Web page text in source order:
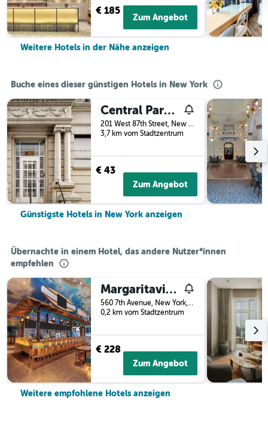
€ 185
Zum Angebot
Weitere Hotels in der Nähe anzeigen
Buche eines dieser günstigen Hotels in New York
Central Park West Hostel
201 West 87th Street, New York, NY, USA
3,7 km vom Stadtzentrum
€ 43
Zum Angebot
Günstigste Hotels in New York anzeigen
Übernachte in einem Hotel, das andere Nutzer*innen
empfehlen
Margaritaville Resort Times Square
560 7th Avenue, New York, NY, USA
0,2 km vom Stadtzentrum
€ 228
Zum Angebot
Weitere empfohlene Hotels anzeigen